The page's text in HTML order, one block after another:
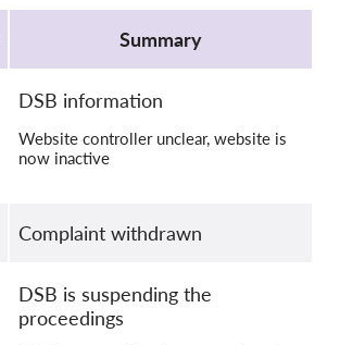
Summary
DSB information
Website controller unclear, website is
now inactive
Complaint withdrawn
DSB is suspending the
proceedings